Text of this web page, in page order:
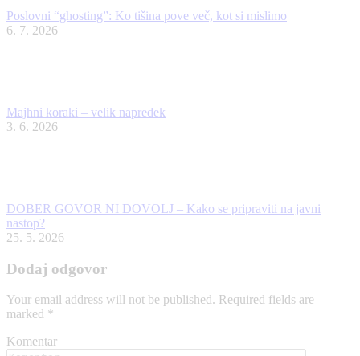
Poslovni “ghosting”: Ko tišina pove več, kot si mislimo
6. 7. 2026
Majhni koraki – velik napredek
3. 6. 2026
DOBER GOVOR NI DOVOLJ – Kako se pripraviti na javni
nastop?
25. 5. 2026
Dodaj odgovor
Your email address will not be published. Required fields are
marked *
Komentar